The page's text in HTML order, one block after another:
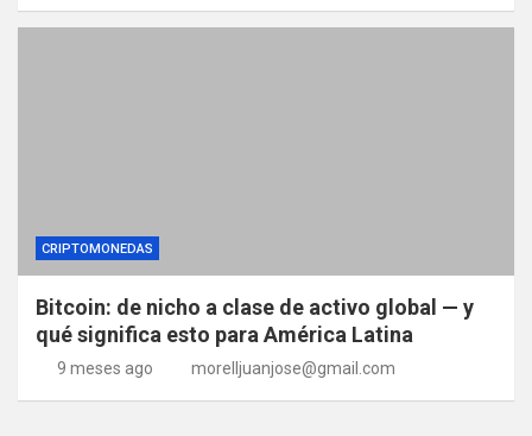
CRIPTOMONEDAS
Bitcoin: de nicho a clase de activo global — y
qué significa esto para América Latina
9 meses ago morelljuanjose@gmail.com